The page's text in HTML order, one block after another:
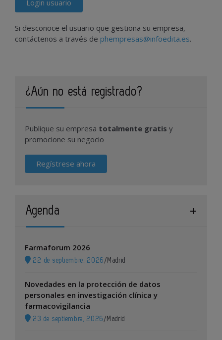
Login usuario
Si desconoce el usuario que gestiona su empresa,
contáctenos a través de phempresas@infoedita.es.
¿Aún no está registrado?
Publique su empresa totalmente gratis y
promocione su negocio
Regístrese ahora
Agenda
Farmaforum 2026
22 de septiembre, 2026 / Madrid
Novedades en la protección de datos
personales en investigación clínica y
farmacovigilancia
23 de septiembre, 2026 / Madrid